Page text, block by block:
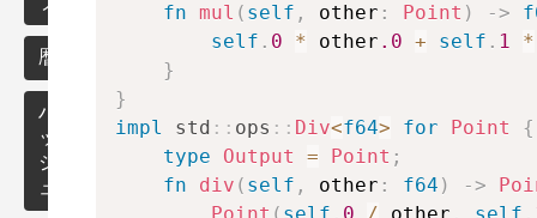
式
の
イ
テ
レ
ー
タ
ー
乱
暦
ハ
ッ
シ
ュ
fn mul ( self , other : Point ) ->
self . 0 * other .0 + self . 1 *
}
}
impl
std :: ops :: Div<f64> for Point
{
type
Output = Point ;
fn
div ( self , other : f64 ) ->
Point ( self . 0 / other , self .